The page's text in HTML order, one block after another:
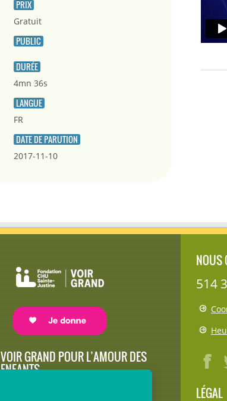
PRIX
Gratuit
PUBLIC
DURÉE
4mn 36s
LANGUE
FR
DATE DE PARUTION
2017-11-10
VOIR GRAND POUR L’AMOUR DES
ENFANTS
NOUS
514
LÉGAL